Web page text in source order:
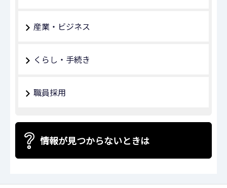
産業・ビジネス
くらし・手続き
職員採用
情報が見つからないときは